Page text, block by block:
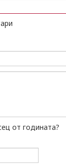
от годината?